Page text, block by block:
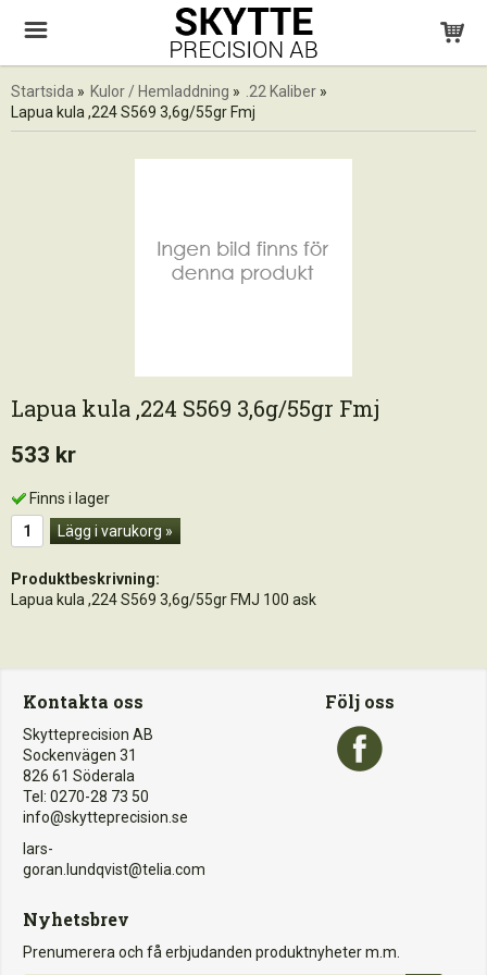
Startsida » Kulor / Hemladdning » .22 Kaliber »
Lapua kula ,224 S569 3,6g/55gr Fmj
Lapua kula ,224 S569 3,6g/55gr Fmj
533 kr
Finns i lager
Lägg i varukorg »
Produktbeskrivning:
Lapua kula ,224 S569 3,6g/55gr FMJ 100 ask
Kontakta oss
Skytteprecision AB
Sockenvägen 31
826 61 Söderala
Tel: 0270-28 73 50
info@skytteprecision.se
lars-
goran.lundqvist@telia.com
Följ oss
Nyhetsbrev
Prenumerera och få erbjudanden produktnyheter m.m.